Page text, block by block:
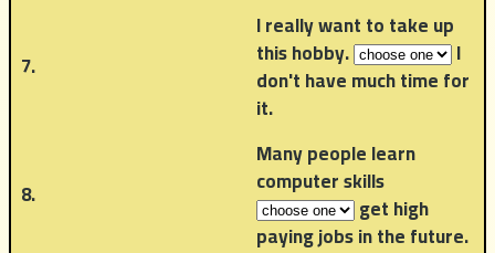
7.
I really want to take up
this hobby. I
don't have much time for
it.
8.
Many people learn
computer skills
get high
paying jobs in the future.